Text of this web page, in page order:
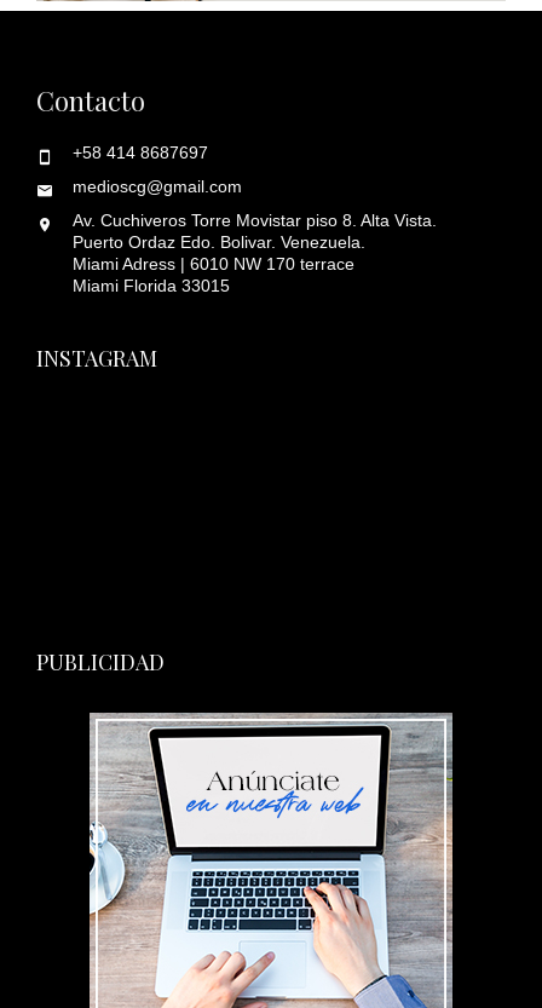
Contacto
+58 414 8687697
medioscg@gmail.com
Av. Cuchiveros Torre Movistar piso 8. Alta Vista.
Puerto Ordaz Edo. Bolivar. Venezuela.
Miami Adress | 6010 NW 170 terrace
Miami Florida 33015
INSTAGRAM
PUBLICIDAD